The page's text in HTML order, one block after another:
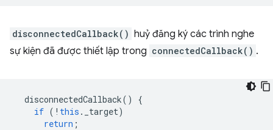
disconnectedCallback() huỷ đăng ký các trình nghe
sự kiện đã được thiết lập trong connectedCallback() .
disconnectedCallback()
{
if ( ! this . _target)
return ;